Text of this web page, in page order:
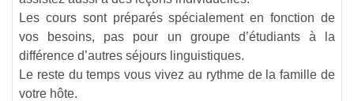
Les cours sont préparés spécialement en fonction de
vos besoins, pas pour un groupe d’étudiants à la
différence d’autres séjours linguistiques.
Le reste du temps vous vivez au rythme de la famille de
votre hôte.